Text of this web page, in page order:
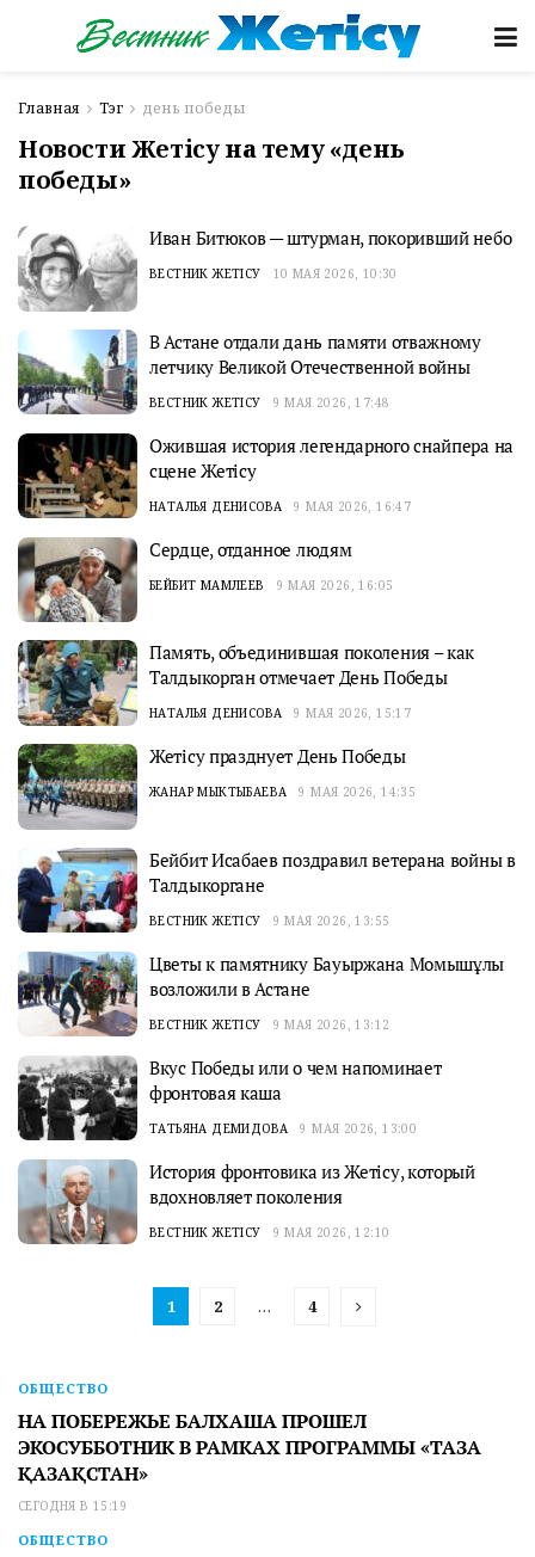
Главная Тэг день победы
Новости Жетісу на тему «день
победы»
Иван Битюков — штурман, покоривший небо
ВЕСТНИК ЖЕТІСУ 10 МАЯ 2026, 10:30
В Астане отдали дань памяти отважному
летчику Великой Отечественной войны
ВЕСТНИК ЖЕТІСУ 9 МАЯ 2026, 17:48
Ожившая история легендарного снайпера на
сцене Жетісу
НАТАЛЬЯ ДЕНИСОВА 9 МАЯ 2026, 16:47
Сердце, отданное людям
БЕЙБИТ МАМЛЕЕВ 9 МАЯ 2026, 16:05
Память, объединившая поколения – как
Талдыкорган отмечает День Победы
НАТАЛЬЯ ДЕНИСОВА 9 МАЯ 2026, 15:17
Жетiсу празднует День Победы
ЖАНАР МЫКТЫБАЕВА 9 МАЯ 2026, 14:35
Бейбит Исабаев поздравил ветерана войны в
Талдыкоргане
ВЕСТНИК ЖЕТІСУ 9 МАЯ 2026, 13:55
Цветы к памятнику Бауыржана Момышұлы
возложили в Астане
ВЕСТНИК ЖЕТІСУ 9 МАЯ 2026, 13:12
Вкус Победы или о чем напоминает
фронтовая каша
ТАТЬЯНА ДЕМИДОВА 9 МАЯ 2026, 13:00
История фронтовика из Жетісу, который
вдохновляет поколения
ВЕСТНИК ЖЕТІСУ 9 МАЯ 2026, 12:10
1 2 … 4
ОБЩЕСТВО
НА ПОБЕРЕЖЬЕ БАЛХАША ПРОШЕЛ
ЭКОСУББОТНИК В РАМКАХ ПРОГРАММЫ «ТАЗА
ҚАЗАҚСТАН»
СЕГОДНЯ В 15:19
ОБЩЕСТВО